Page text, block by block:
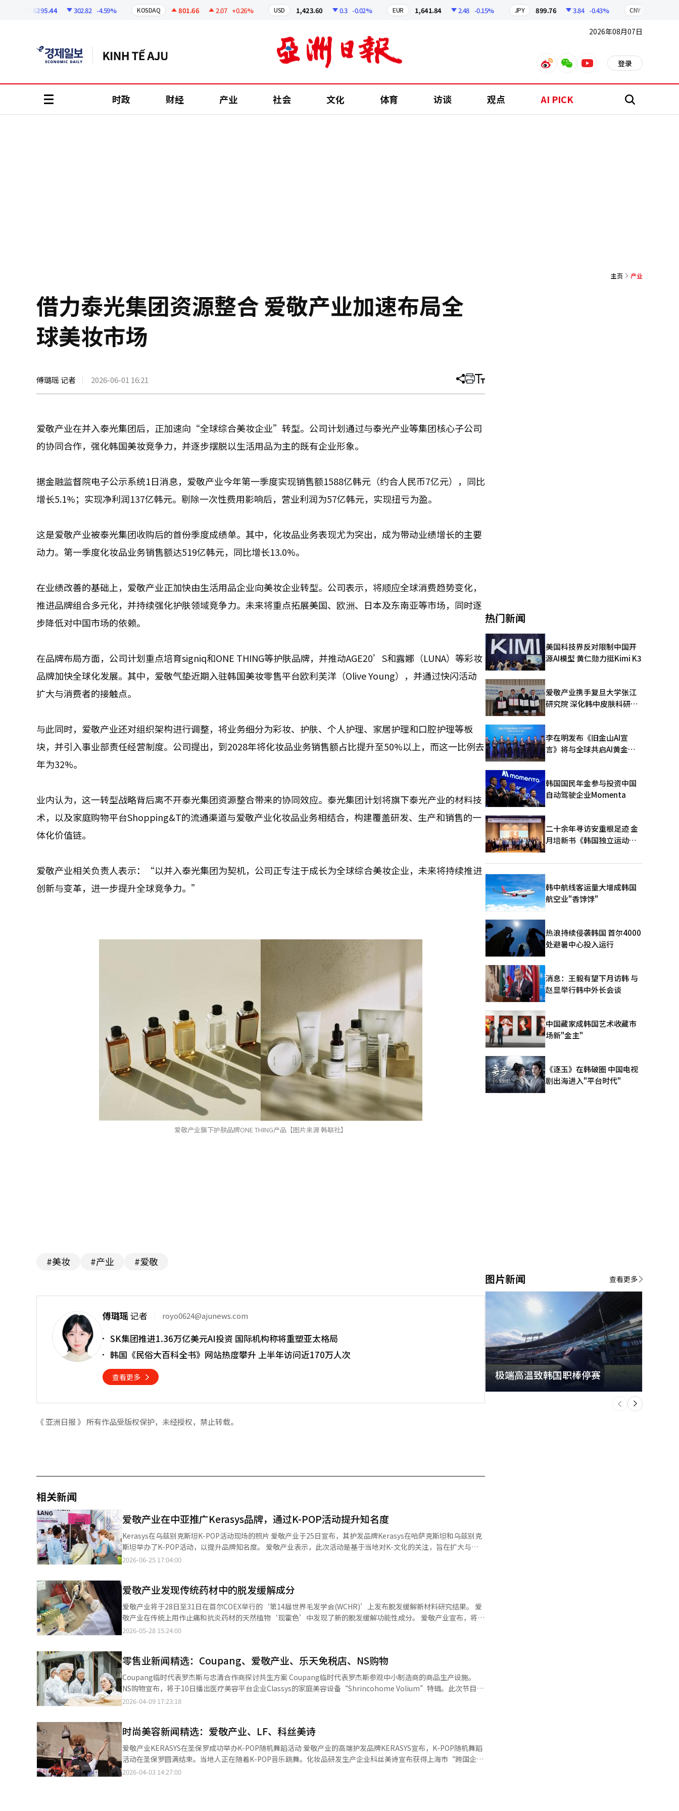
6295.44 302.82 -4.59% KOSDAQ 801.66 2.07 +0.26% USD 1,423.60 0.3 -0.02% EUR 1,641.84 2.48 -0.15% JPY 899.76 3.84 -0.43% CNY
2026年08月07日
weiboweixinyoutube 登录
时政 财经 产业 社会 文化 体育 访谈 观点 AI PICK 搜
主页 产业
借力泰光集团资源整合 爱敬产业加速布局全
球美妆市场
傅璐瑶 记者 2026-06-01 16:21 分
文
打 调
大
爱敬产业在并入泰光集团后，正加速向“全球综合美妆企业”转型。公司计划通过与泰光产业等集团核心子公司
的协同合作，强化韩国美妆竞争力，并逐步摆脱以生活用品为主的既有企业形象。
据金融监督院电子公示系统1日消息，爱敬产业今年第一季度实现销售额1588亿韩元（约合人民币7亿元），同比
增长5.1%；实现净利润137亿韩元。剔除一次性费用影响后，营业利润为57亿韩元，实现扭亏为盈。
这是爱敬产业被泰光集团收购后的首份季度成绩单。其中，化妆品业务表现尤为突出，成为带动业绩增长的主要
动力。第一季度化妆品业务销售额达519亿韩元，同比增长13.0%。
在业绩改善的基础上，爱敬产业正加快由生活用品企业向美妆企业转型。公司表示，将顺应全球消费趋势变化，
推进品牌组合多元化，并持续强化护肤领域竞争力。未来将重点拓展美国、欧洲、日本及东南亚等市场，同时逐
步降低对中国市场的依赖。
在品牌布局方面，公司计划重点培育signiq和ONE THING等护肤品牌，并推动AGE20’S和露娜（LUNA）等彩妆
品牌加快全球化发展。其中，爱敬气垫近期入驻韩国美妆零售平台欧利芙洋（Olive Young），并通过快闪活动
扩大与消费者的接触点。
与此同时，爱敬产业还对组织架构进行调整，将业务细分为彩妆、护肤、个人护理、家居护理和口腔护理等板
块，并引入事业部责任经营制度。公司提出，到2028年将化妆品业务销售额占比提升至50%以上，而这一比例去
年为32%。
业内认为，这一转型战略背后离不开泰光集团资源整合带来的协同效应。泰光集团计划将旗下泰光产业的材料技
术，以及家庭购物平台Shopping&T的流通渠道与爱敬产业化妆品业务相结合，构建覆盖研发、生产和销售的一
体化价值链。
爱敬产业相关负责人表示：“以并入泰光集团为契机，公司正专注于成长为全球综合美妆企业，未来将持续推进
创新与变革，进一步提升全球竞争力。”
爱敬产业旗下护肤品牌ONE THING产品【图片来源 韩联社】
#美妆 #产业 #爱敬
傅璐瑶记者 royo0624@ajunews.com
SK集团推进1.36万亿美元AI投资 国际机构称将重塑亚太格局
韩国《民俗大百科全书》网站热度攀升 上半年访问近170万人次
查看更多
《 亚洲日报 》 所有作品受版权保护，未经授权，禁止转载。
相关新闻
爱敬产业在中亚推广Kerasys品牌，通过K-POP活动提升知名度
Kerasys在乌兹别克斯坦K-POP活动现场的照片 爱敬产业于25日宣布，其护发品牌Kerasys在哈萨克斯坦和乌兹别克
斯坦举办了K-POP活动，以提升品牌知名度。 爱敬产业表示，此次活动是基于当地对K-文化的关注，旨在扩大与消
费者的接触。Kerasys于6月13日在乌兹别克斯坦塔什干的魔法城市独立主办了“Kerasys K-POP随机舞蹈挑战
在这两场活动中提供了Kerasys Proactive Man 2合1洗发水和Kerasys经典香水系列等产品，扩大了产品体验机会。
Kerasys在独立国家联合体（CIS）地区持续增长。自2020年至2025年，年均销售增长率达到18.4%。截至今年5月，
累计销售额较去年同期增长了37%。 爱敬产业日常护理事业部常务安定泰表示：“我们将通过多样的文化营销活
动，进一步扩大与全球消费者的接触，并持续增强Kerasys的竞争力。” 此外，爱敬产业于16日完成了对子公司One
Thing的吸收合并，以加强化妆品品牌的竞争力并扩大全球业务。※ 本报道经人工智能（AI）系统翻译与编辑。
2026-06-25 17:04:00
爱敬产业发现传统药材中的脱发缓解成分
爱敬产业将于28日至31日在首尔COEX举行的‘第14届世界毛发学会(WCHR)’上发布脱发缓解新材料研究结果。 爱
敬产业在传统上用作止痛和抗炎药材的天然植物‘现霍色’中发现了新的脱发缓解功能性成分。 爱敬产业宣布，将在
28日至31日于首尔COEX举行的‘第14届世界毛发学会(WCHR)’上发布脱发缓解新材料的研究结果。 爱敬产业将以
爱敬产业对此未知领域进行了关注。 研究结果表明，L-THP能够促进人源性毛乳头细胞和外毛根鞘细胞的增殖，并诱
导毛发生长因子VSCN、ALP、VEGF的表达。 特别是在人体毛囊实验中，L-THP显示出促进毛发生长和抑制毛囊退化
的效果，证明了其作为新型脱发缓解功能性成分的潜力。 爱敬产业不仅停留在研究阶段，还在迅速推进商业化进程。
已完成L-THP相关专利的申请和国际化妆品原料目录(ICID)的登记，并在最近的人体应用试验中确认了其对脱发症状
缓解的优异功效。 目前，爱敬产业正以‘四氢帕尔马丁’的成分名称，准备向食品药品安全处申请功能性原料的许
发市场上，像皮肤一样管理头皮的‘皮肤化’趋势正在扩散，对高效成分的关注也在上升，因此，爱敬产业计划将L-
THP应用于洗发水和护发素等多种高端护发系列中。 根据全球市场调研机构Mordor Intelligence的预测，全球护发
市场规模将从2025年的780亿美元增长到2031年的1085亿美元。 爱敬产业化妆品研究所的研究负责人林承恩表
示：“此次研究科学地证明了天然衍生成分L-THP的脱发缓解潜力，这是一个重要的成果。我们将通过差异化的材料
2026-05-28 15:24:00
零售业新闻精选：Coupang、爱敬产业、乐天免税店、NS购物
Coupang临时代表罗杰斯与忠清合作商探讨共生方案 Coupang临时代表罗杰斯参观中小制造商的商品生产设施。
NS购物宣布，将于10日播出医疗美容平台企业Classys的家庭美容设备“Shrincohome Volium”特辑。此次节目是
在上月29日的节目中，准备的库存全部售罄后，追加库存重新安排的。Shrincohome Volium结合了基于射频
部集中模式则适合眉间、眼角、鼻唇沟等细部护理。节目中将展示包括设备本体、专用袋、凝胶霜、提升带肽2盒
（10片）在内的产品。节目期间购买并在规定时间内撰写产品评价的顾客，将获赠“胶原蛋白射击体积重启凝胶
霜”。NS购物相关负责人表示：“希望更多消费者关注此次特辑节目，我们准备了多种优惠。”※ 本报道经人工智
能（AI）系统翻译与编辑。
2026-04-09 17:23:18
时尚美容新闻精选：爱敬产业、LF、科丝美诗
爱敬产业KERASYS在圣保罗成功举办K-POP随机舞蹈活动 爱敬产业的高端护发品牌KERASYS宣布，K-POP随机舞蹈
活动在圣保罗圆满结束。当地人正在随着K-POP音乐跳舞。化妆品研发生产企业科丝美诗宣布获得上海市“跨国企业
地区总部”认证。 科丝美诗中国近日正式获得该认证，旨在吸引全球企业投资并改善商业环境。 通过此次认证，科
2026-04-03 14:27:00
热门新闻
美国科技界反对限制中国开
源AI模型 黄仁勋力挺Kimi K3
爱敬产业携手复旦大学张江
研究院 深化韩中皮肤科研合
李在明发布《旧金山AI宣
言》将与全球共启AI黄金时
韩国国民年金参与投资中国
自动驾驶企业Momenta
二十余年寻访安重根足迹 金
月培新书《韩国独立运动圣
版
韩中航线客运量大增成韩国
航空业"香饽饽"
热浪持续侵袭韩国 首尔4000
处避暑中心投入运行
消息：王毅有望下月访韩 与
赵显举行韩中外长会谈
中国藏家成韩国艺术收藏市
场新"金主"
《逐玉》在韩破圈 中国电视
剧出海进入"平台时代"
图片新闻
极端高温致韩国职棒停赛
下
一
个
查看更多